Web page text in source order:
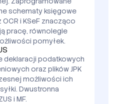
schematy księgowe
i KSeF znacząco
pracę, równolegle
pomyłek.
deklaracji podatkowych
oraz plików JPK
możliwości ich
Dwustronna
i MF.